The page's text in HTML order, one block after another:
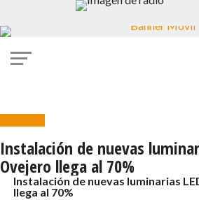
Noticias
Instalación de nuevas
Ovejero llega al 70%
Instalación de nuevas luminarias
llega al 70%